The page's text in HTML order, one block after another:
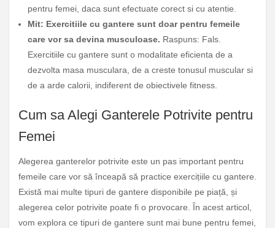
pentru femei, daca sunt efectuate corect si cu atentie.
Mit: Exercitiile cu gantere sunt doar pentru femeile
care vor sa devina musculoase. Raspuns: Fals.
Exercitiile cu gantere sunt o modalitate eficienta de a
dezvolta masa musculara, de a creste tonusul muscular si
de a arde calorii, indiferent de obiectivele fitness.
Cum sa Alegi Ganterele Potrivite pentru
Femei
Alegerea ganterelor potrivite este un pas important pentru
femeile care vor să înceapă să practice exercițiile cu gantere.
Există mai multe tipuri de gantere disponibile pe piață, și
alegerea celor potrivite poate fi o provocare. În acest articol,
vom explora ce tipuri de gantere sunt mai bune pentru femei,